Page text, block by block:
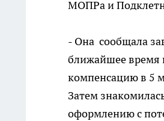
МОПРа и
- Она сообщала
ближайшее время
компенсацию в 5
Затем
оформлению с